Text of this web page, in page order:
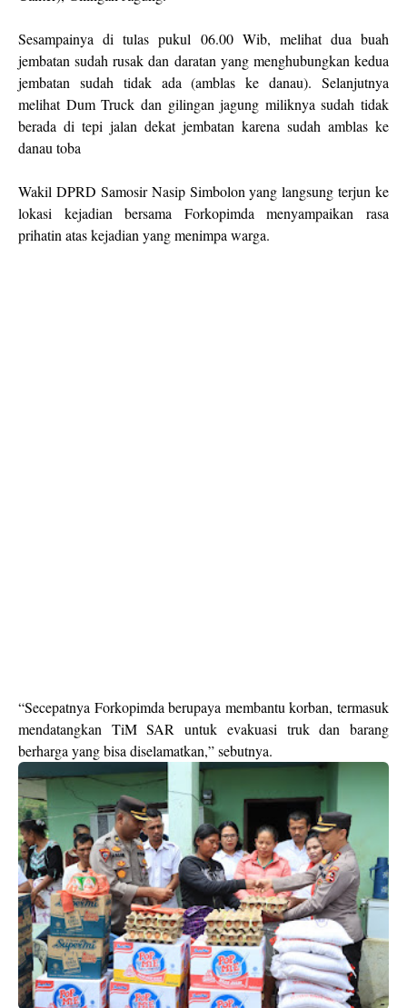
Sesampainya di tulas pukul 06.00 Wib, melihat dua buah
jembatan sudah rusak dan daratan yang menghubungkan kedua
jembatan sudah tidak ada (amblas ke danau). Selanjutnya
melihat Dum Truck dan gilingan jagung miliknya sudah tidak
berada di tepi jalan dekat jembatan karena sudah amblas ke
danau toba
Wakil DPRD Samosir Nasip Simbolon yang langsung terjun ke
lokasi kejadian bersama Forkopimda menyampaikan rasa
prihatin atas kejadian yang menimpa warga.
“Secepatnya Forkopimda berupaya membantu korban, termasuk
mendatangkan TiM SAR untuk evakuasi truk dan barang
berharga yang bisa diselamatkan,” sebutnya.